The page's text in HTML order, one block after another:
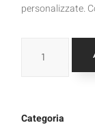
personalizzate.
Categoria